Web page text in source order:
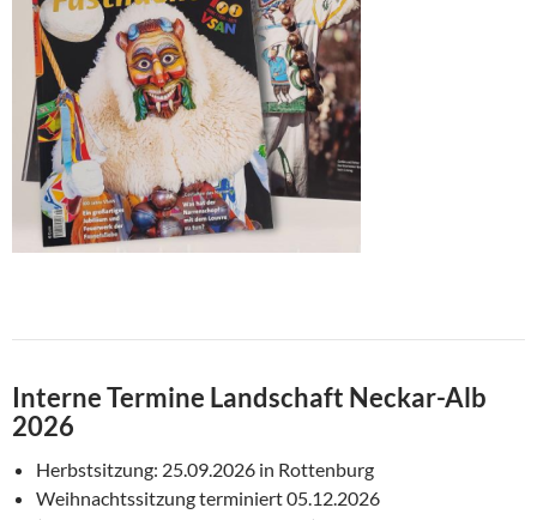
Interne Termine Landschaft Neckar-Alb
2026
Herbstsitzung: 25.09.2026 in Rottenburg
Weihnachtssitzung terminiert 05.12.2026